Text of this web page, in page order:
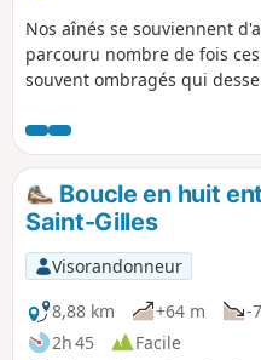
Nos aînés se souviennent
parcouru nombre de fois
souvent ombragés qui
carriole à l'heure de la traite,
éleveurs y faisaient
depuis Croissanville, les
galoches les empruntaient
rendre à l'école ou oubliaient
les amours y naissaient...
Boucle en huit
Saint-Gilles
Visorandonneur
8,88 km
+64 m
-
2h 45
Facile